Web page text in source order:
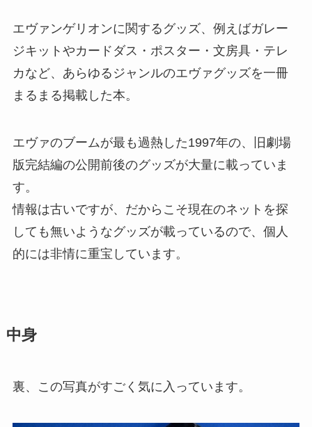
エヴァンゲリオンに関するグッズ、例えばガレー
ジキットやカードダス・ポスター・文房具・テレ
カなど、あらゆるジャンルのエヴァグッズを一冊
まるまる掲載した本。
エヴァのブームが最も過熱した1997年の、旧劇場
版完結編の公開前後のグッズが大量に載っていま
す。
情報は古いですが、だからこそ現在のネットを探
しても無いようなグッズが載っているので、個人
的には非情に重宝しています。
中身
裏、この写真がすごく気に入っています。